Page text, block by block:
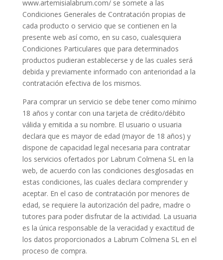
www.artemisialabrum.com/ se somete a las
Condiciones Generales de Contratación propias de
cada producto o servicio que se contienen en la
presente web así como, en su caso, cualesquiera
Condiciones Particulares que para determinados
productos pudieran establecerse y de las cuales será
debida y previamente informado con anterioridad a la
contratación efectiva de los mismos.
Para comprar un servicio se debe tener como mínimo
18 años y contar con una tarjeta de crédito/débito
válida y emitida a su nombre. El usuario o usuaria
declara que es mayor de edad (mayor de 18 años) y
dispone de capacidad legal necesaria para contratar
los servicios ofertados por Labrum Colmena SL en la
web, de acuerdo con las condiciones desglosadas en
estas condiciones, las cuales declara comprender y
aceptar. En el caso de contratación por menores de
edad, se requiere la autorización del padre, madre o
tutores para poder disfrutar de la actividad. La usuaria
es la única responsable de la veracidad y exactitud de
los datos proporcionados a Labrum Colmena SL en el
proceso de compra.